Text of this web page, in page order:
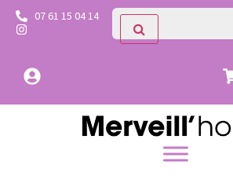
07 61 15 04 14